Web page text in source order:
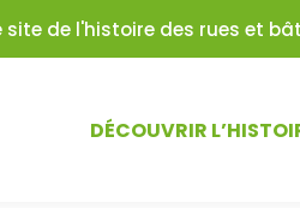
site de l'histoire des rues et
DÉCOUVRIR